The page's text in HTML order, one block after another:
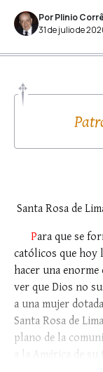
Por Plinio
31 de julio de
Santa Rosa de
Para que se
católicos que hoy
hacer una
ver que Dios no
a una mujer
Santa Rosa de
plano de la
a la América de